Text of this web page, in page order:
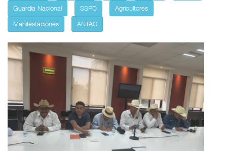
Guardia Nacional
SSPC
Agricultores
Manifestaciones
ANTAC